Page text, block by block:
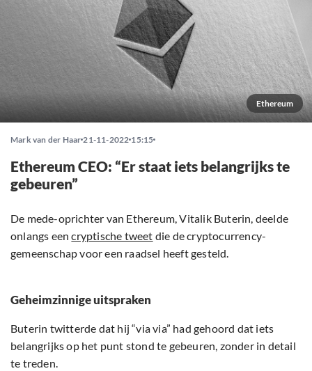
Ethereum
Mark van der Haar 21-11-2022 15:15
Ethereum CEO: “Er staat iets belangrijks te
gebeuren”
De mede-oprichter van Ethereum, Vitalik Buterin, deelde
onlangs eencryptische tweet die de cryptocurrency-
gemeenschap voor een raadsel heeft gesteld.
Geheimzinnige uitspraken
Buterin twitterde dat hij “via via” had gehoord dat iets
belangrijks op het punt stond te gebeuren, zonder in detail
te treden.